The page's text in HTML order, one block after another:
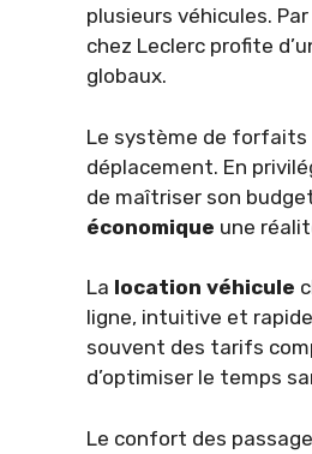
plusieurs véhicules.
chez Leclerc profite
globaux.
Le système de forfaits
déplacement. En
de maîtriser son
économique une
La location véhicule
ligne, intuitive et
souvent des tarifs
d’optimiser le temps
Le confort des